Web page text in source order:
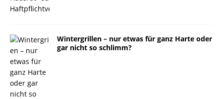
Wintergrillen – nur etwas für ganz Harte oder
gar nicht so schlimm?